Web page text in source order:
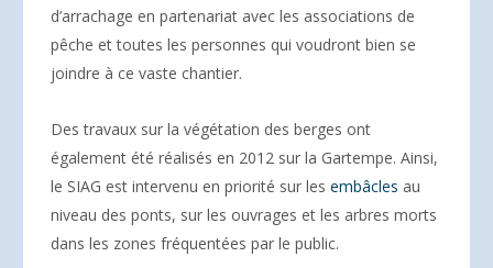
d’arrachage en partenariat avec les associations de
pêche et toutes les personnes qui voudront bien se
joindre à ce vaste chantier.
Des travaux sur la végétation des berges ont
également été réalisés en 2012 sur la Gartempe. Ainsi,
le SIAG est intervenu en priorité sur les embâcles au
niveau des ponts, sur les ouvrages et les arbres morts
dans les zones fréquentées par le public.